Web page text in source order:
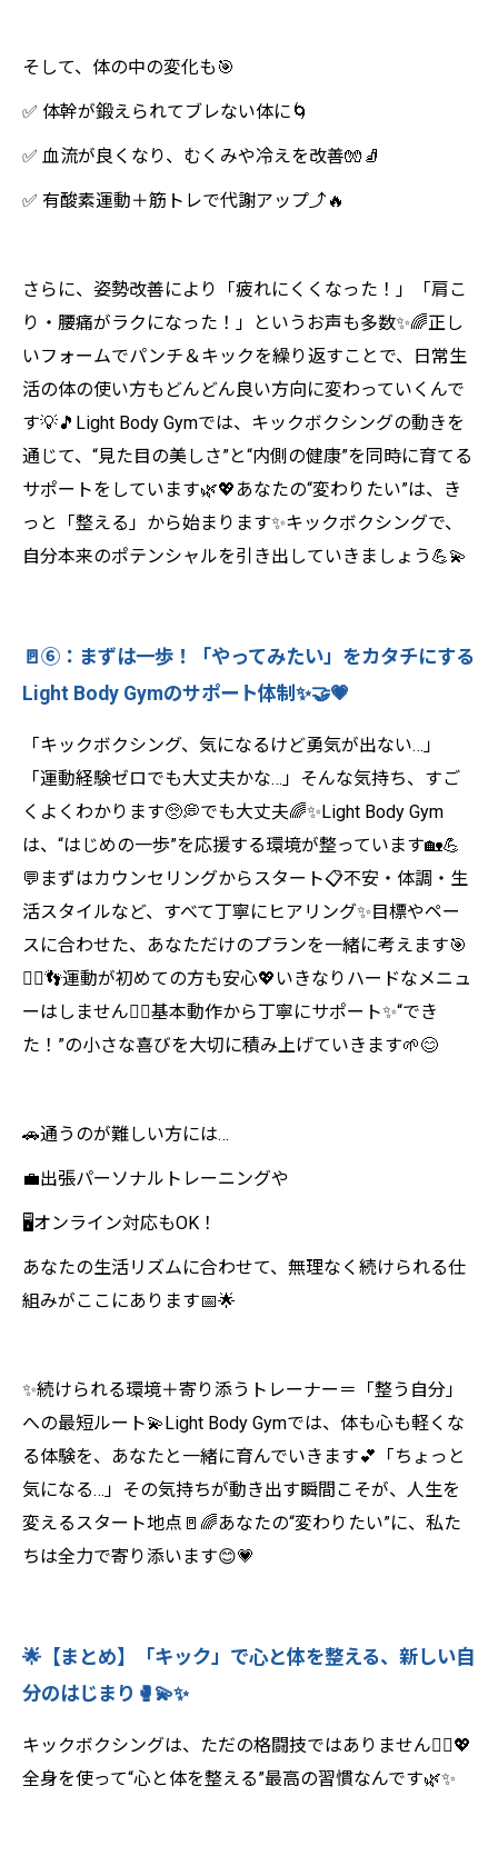
そして、体の中の変化も🎯
✅ 体幹が鍛えられてブレない体に🌀
✅ 血流が良くなり、むくみや冷えを改善🧤🧦
✅ 有酸素運動＋筋トレで代謝アップ⤴️🔥
さらに、姿勢改善により「疲れにくくなった！」「肩こ
り・腰痛がラクになった！」というお声も多数✨🌈正し
いフォームでパンチ＆キックを繰り返すことで、日常生
活の体の使い方もどんどん良い方向に変わっていくんで
す💡🎵Light Body Gymでは、キックボクシングの動きを
通じて、“見た目の美しさ”と“内側の健康”を同時に育てる
サポートをしています🌿💖あなたの“変わりたい”は、き
っと「整える」から始まります✨キックボクシングで、
自分本来のポテンシャルを引き出していきましょう💪💫
🚪⑥：まずは一歩！「やってみたい」をカタチにする
Light Body Gymのサポート体制✨🤝💗
「キックボクシング、気になるけど勇気が出ない…」
「運動経験ゼロでも大丈夫かな…」そんな気持ち、すご
くよくわかります🥺💭でも大丈夫🌈✨Light Body Gym
は、“はじめの一歩”を応援する環境が整っています🏡💪
💬まずはカウンセリングからスタート📋不安・体調・生
活スタイルなど、すべて丁寧にヒアリング✨目標やペー
スに合わせた、あなただけのプランを一緒に考えます🎯
🧘‍♀️👣運動が初めての方も安心💖いきなりハードなメニュ
ーはしません🙅‍♀️基本動作から丁寧にサポート✨“でき
た！”の小さな喜びを大切に積み上げていきます🌱😊
🚗通うのが難しい方には…
💼出張パーソナルトレーニングや
🖥️オンライン対応もOK！
あなたの生活リズムに合わせて、無理なく続けられる仕
組みがここにあります📅🌟
✨続けられる環境＋寄り添うトレーナー＝「整う自分」
への最短ルート💫Light Body Gymでは、体も心も軽くな
る体験を、あなたと一緒に育んでいきます💕「ちょっと
気になる…」その気持ちが動き出す瞬間こそが、人生を
変えるスタート地点🚪🌈あなたの“変わりたい”に、私た
ちは全力で寄り添います😊💗
🌟【まとめ】「キック」で心と体を整える、新しい自
分のはじまり🥊💫✨
キックボクシングは、ただの格闘技ではありません🧘‍♀️💖
全身を使って“心と体を整える”最高の習慣なんです🌿✨